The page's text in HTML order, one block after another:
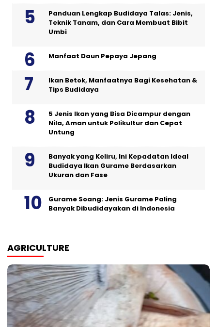
Panduan Lengkap Budidaya Talas: Jenis,
Teknik Tanam, dan Cara Membuat Bibit
Umbi
Manfaat Daun Pepaya Jepang
Ikan Betok, Manfaatnya Bagi Kesehatan &
Tips Budidaya
5 Jenis Ikan yang Bisa Dicampur dengan
Nila, Aman untuk Polikultur dan Cepat
Untung
Banyak yang Keliru, Ini Kepadatan Ideal
Budidaya Ikan Gurame Berdasarkan
Ukuran dan Fase
Gurame Soang: Jenis Gurame Paling
Banyak Dibudidayakan di Indonesia
AGRICULTURE